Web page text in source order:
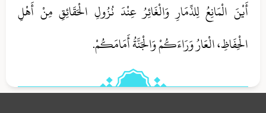
أَيْنَ الْمَانِعُ لِلذِّمَارِ وَالْغَائِرُ عِنْدَ نُزُولِ الْحَقَائِقِ مِنْ أَهْلِ
الْحِفَاظِ، الْعَارُ وَرَاءَكُمْ وَالْجَنَّةُ أَمَامَكُمْ‏.